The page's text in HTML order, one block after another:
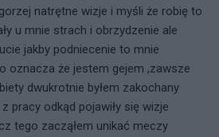
natrętne wizje i myśli że robię to
u mnie strach i obrzydzenie ale
jakby podniecenie to mnie
oznacza że jestem gejem ,zawsze
dwukrotnie byłem zakochany
pracy odkąd pojawiły się wizje
tego zacząłem unikać meczy